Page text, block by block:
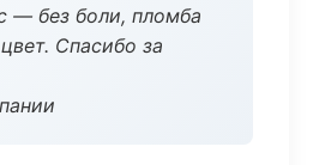
— без боли, пломба
Спасибо за